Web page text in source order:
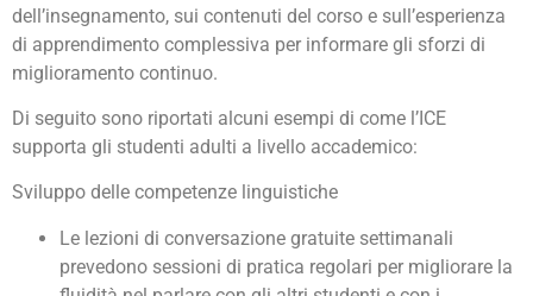
dell’insegnamento, sui contenuti del corso e sull’esperienza
di apprendimento complessiva per informare gli sforzi di
miglioramento continuo.
Di seguito sono riportati alcuni esempi di come l’ICE
supporta gli studenti adulti a livello accademico:
Sviluppo delle competenze linguistiche
Le lezioni di conversazione gratuite settimanali
prevedono sessioni di pratica regolari per migliorare la